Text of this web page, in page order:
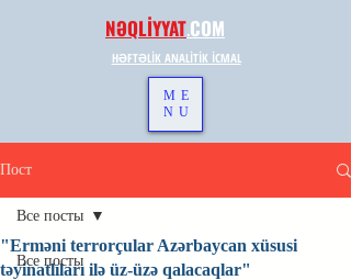
NƏQLİYYAT.COM
HƏFTƏLİK ANALİTİK İCMAL
ME
NU
Пост
Все посты
Все посты
"Erməni terrorçular Azərbaycan xüsusi
təyinatlıları ilə üz-üzə qalacaqlar"